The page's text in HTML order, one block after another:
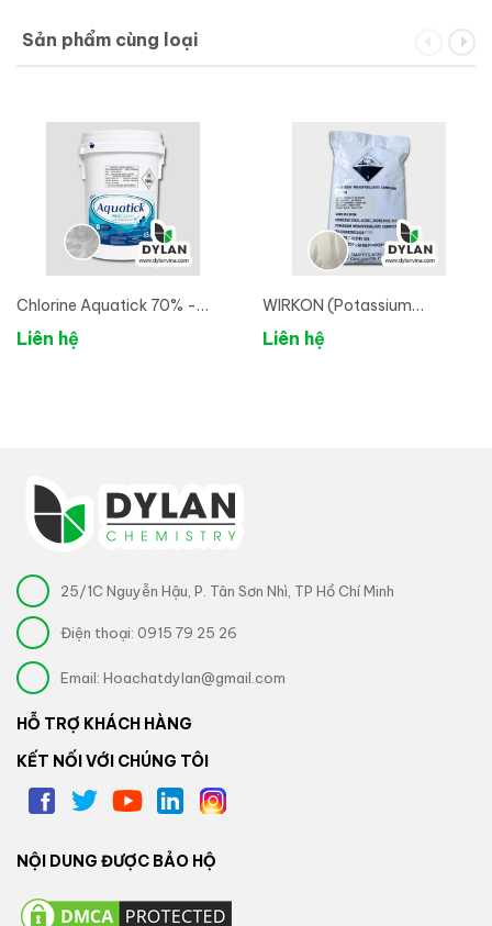
Sản phẩm cùng loại
Chlorine Aquatick 70% -
Chlorine Ấn Độ
Liên hệ
WIRKON (Potassium
Monopersulfate 80%)-
Liên hệ
25/1C Nguyễn Hậu, P. Tân Sơn Nhì, TP Hồ Chí Minh
Điện thoại: 0915 79 25 26
Email: Hoachatdylan@gmail.com
HỖ TRỢ KHÁCH HÀNG
KẾT NỐI VỚI CHÚNG TÔI
NỘI DUNG ĐƯỢC BẢO HỘ